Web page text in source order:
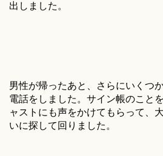
出しました。
男性が帰ったあと、さらにいくつ
電話をしました。サイン帳のこと
ャストにも声をかけてもらって、
いに探して回りました。